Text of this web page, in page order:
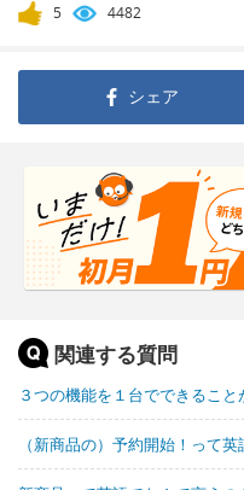
5 4482
シェア
関連する質問
３つの機能を１台でできるこ
（新商品の）予約開始！って